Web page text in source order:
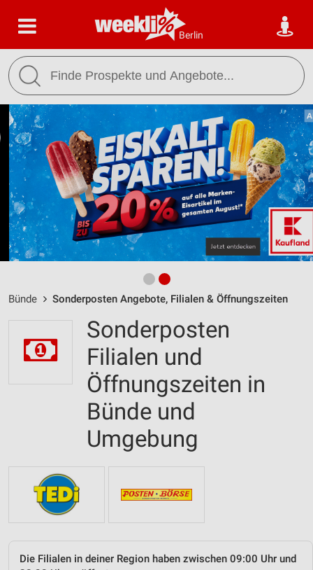
Berlin
Bünde Sonderposten Angebote, Filialen & Öffnungszeiten
Sonderposten
Filialen und
Öffnungszeiten in
Bünde und
Umgebung
Die Filialen in deiner Region haben zwischen 09:00 Uhr und